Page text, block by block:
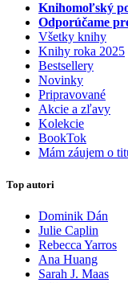
Knihomoľský
Odporúčame
Všetky knihy
Knihy roka 2025
Bestsellery
Novinky
Pripravované
Akcie a zľavy
Kolekcie
BookTok
Mám záujem o
Top autori
Dominik Dán
Julie Caplin
Rebecca Yarros
Ana Huang
Sarah J. Maas